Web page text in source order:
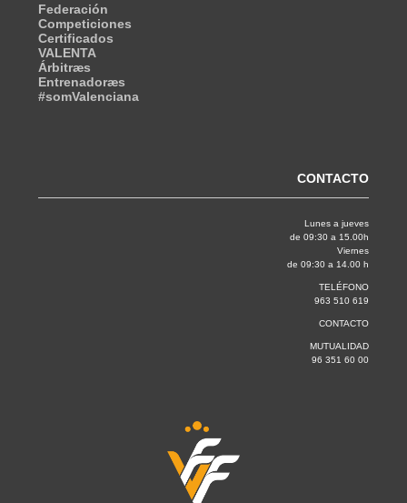
Federación
Competiciones
Certificados
VALENTA
Árbitræs
Entrenadoræs
#somValenciana
CONTACTO
Lunes a jueves
de 09:30 a 15.00h
Viernes
de 09:30 a 14.00 h
TELÉFONO
963 510 619
CONTACTO
MUTUALIDAD
96 351 60 00